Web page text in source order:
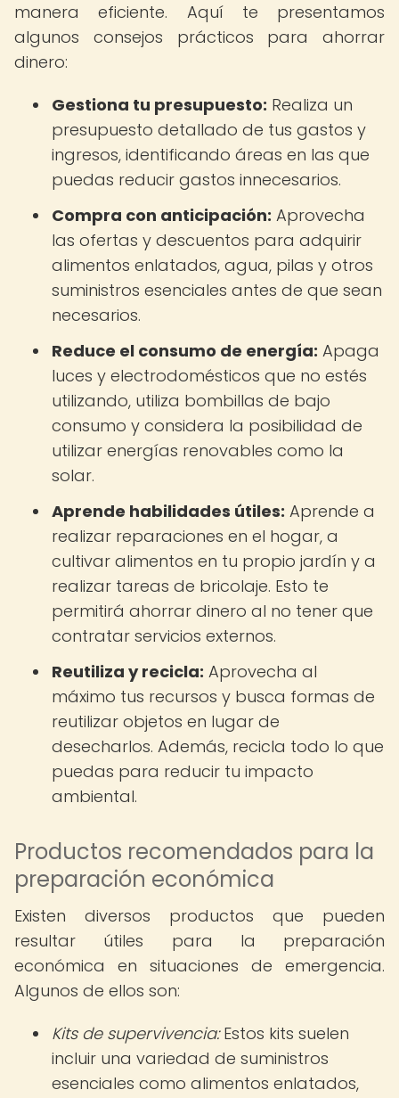
manera eficiente. Aquí te presentamos
algunos consejos prácticos para ahorrar
dinero:
Gestiona tu presupuesto: Realiza un
presupuesto detallado de tus gastos y
ingresos, identificando áreas en las que
puedas reducir gastos innecesarios.
Compra con anticipación: Aprovecha
las ofertas y descuentos para adquirir
alimentos enlatados, agua, pilas y otros
suministros esenciales antes de que sean
necesarios.
Reduce el consumo de energía: Apaga
luces y electrodomésticos que no estés
utilizando, utiliza bombillas de bajo
consumo y considera la posibilidad de
utilizar energías renovables como la
solar.
Aprende habilidades útiles: Aprende a
realizar reparaciones en el hogar, a
cultivar alimentos en tu propio jardín y a
realizar tareas de bricolaje. Esto te
permitirá ahorrar dinero al no tener que
contratar servicios externos.
Reutiliza y recicla: Aprovecha al
máximo tus recursos y busca formas de
reutilizar objetos en lugar de
desecharlos. Además, recicla todo lo que
puedas para reducir tu impacto
ambiental.
Productos recomendados para la
preparación económica
Existen diversos productos que pueden
resultar útiles para la preparación
económica en situaciones de emergencia.
Algunos de ellos son:
Kits de supervivencia:Estos kits suelen
incluir una variedad de suministros
esenciales como alimentos enlatados,